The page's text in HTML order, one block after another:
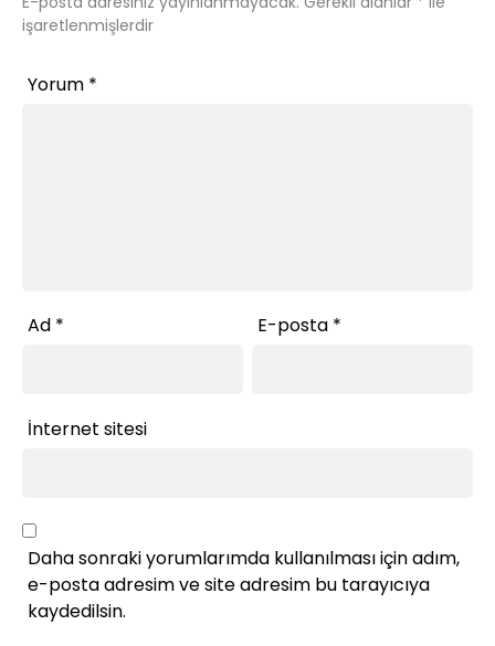
işaretlenmişlerdir
Yorum *
Ad * E-posta *
İnternet sitesi
Daha sonraki yorumlarımda kullanılması için adım,
e-posta adresim ve site adresim bu tarayıcıya
kaydedilsin.